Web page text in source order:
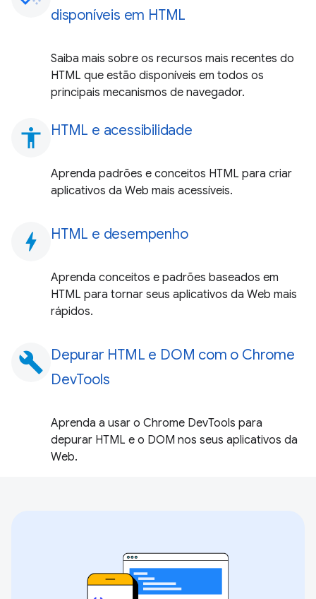
disponíveis em HTML
Saiba mais sobre os recursos mais recentes do
HTML que estão disponíveis em todos os
principais mecanismos de navegador.
accessibility HTML e acessibilidade
Aprenda padrões e conceitos HTML para criar
aplicativos da Web mais acessíveis.
bolt HTML e desempenho
Aprenda conceitos e padrões baseados em
HTML para tornar seus aplicativos da Web mais
rápidos.
build Depurar HTML e DOM com o Chrome
DevTools
Aprenda a usar o Chrome DevTools para
depurar HTML e o DOM nos seus aplicativos da
Web.